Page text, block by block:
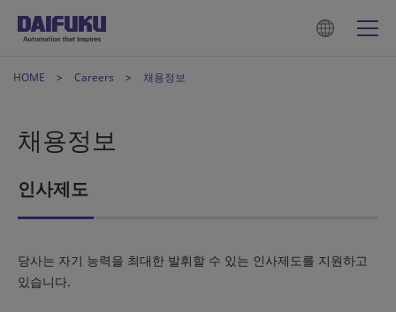
HOME Careers 채용정보
채용정보
인사제도
당사는 자기 능력을 최대한 발휘할 수 있는 인사제도를 지원하고
있습니다.